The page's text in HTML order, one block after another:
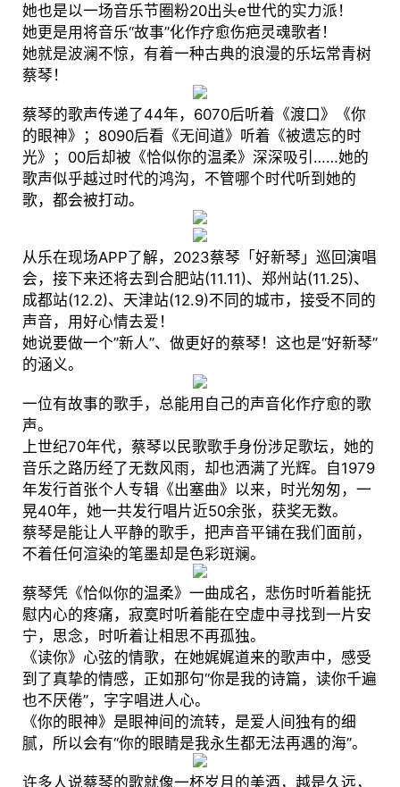
她也是以一场音乐节圈粉20出头e世代的实力派！
她更是用将音乐“故事”化作疗愈伤疤灵魂歌者！
她就是波澜不惊，有着一种古典的浪漫的乐坛常青树
蔡琴！
蔡琴的歌声传递了44年，6070后听着《渡口》《你
的眼神》；8090后看《无间道》听着《被遗忘的时
光》；00后却被《恰似你的温柔》深深吸引……她的
歌声似乎越过时代的鸿沟，不管哪个时代听到她的
歌，都会被打动。
从乐在现场APP了解，2023蔡琴「好新琴」巡回演唱
会，接下来还将去到合肥站(11.11)、郑州站(11.25)、
成都站(12.2)、天津站(12.9)不同的城市，接受不同的
声音，用好心情去爱！
她说要做⼀个”新⼈”、做更好的蔡琴！这也是“好新琴”
的涵义。
一位有故事的歌手，总能用自己的声音化作疗愈的歌
声。
上世纪70年代，蔡琴以民歌歌手身份涉足歌坛，她的
音乐之路历经了无数风雨，却也洒满了光辉。自1979
年发行首张个人专辑《出塞曲》以来，时光匆匆，一
晃40年，她一共发行唱片近50余张，获奖无数。
蔡琴是能让人平静的歌手，把声音平铺在我们面前，
不着任何渲染的笔墨却是色彩斑斓。
蔡琴凭《恰似你的温柔》一曲成名，悲伤时听着能抚
慰内心的疼痛，寂寞时听着能在空虚中寻找到一片安
宁，思念，时听着让相思不再孤独。
《读你》心弦的情歌，在她娓娓道来的歌声中，感受
到了真挚的情感，正如那句“你是我的诗篇，读你千遍
也不厌倦”，字字唱进人心。
《你的眼神》是眼神间的流转，是爱人间独有的细
腻，所以会有“你的眼睛是我永生都无法再遇的海”。
许多人说蔡琴的歌就像一杯岁月的美酒，越是久远，